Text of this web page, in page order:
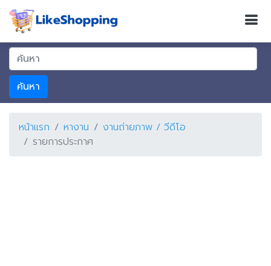
ค้นหา
หน้าแรก หางาน
งานถ่ายภาพ / วีดีโอ
รายการประกาศ